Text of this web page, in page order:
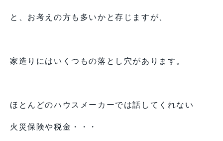
と、お考えの方も多いかと存じますが、
家造りにはいくつもの落とし穴があります。
ほとんどのハウスメーカーでは話してくれない
火災保険や税金・・・